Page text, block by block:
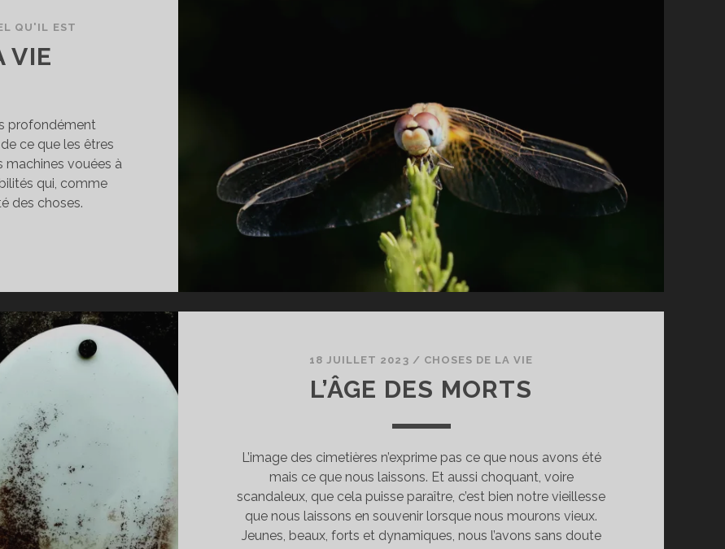
QU'IL EST
VIE
profondément
ce que les êtres
machines vouées à
qui, comme
des choses.
18 JUILLET 2023 / CHOSES DE LA VIE
L’ÂGE DES MORTS
L’image des cimetières n’exprime pas ce que nous avons été
mais ce que nous laissons. Et aussi choquant, voire
scandaleux, que cela puisse paraître, c’est bien notre vieillesse
que nous laissons en souvenir lorsque nous mourons vieux.
Jeunes, beaux, forts et dynamiques, nous l’avons sans doute